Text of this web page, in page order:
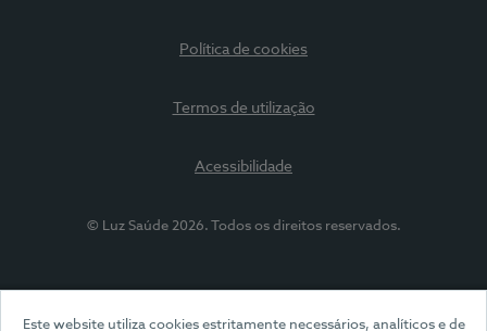
Este website utiliza cookies estritamente necessários, analíticos e de
Política de cookies
Termos de utilização
Acessibilidade
© Luz Saúde 2026. Todos os direitos reservados.